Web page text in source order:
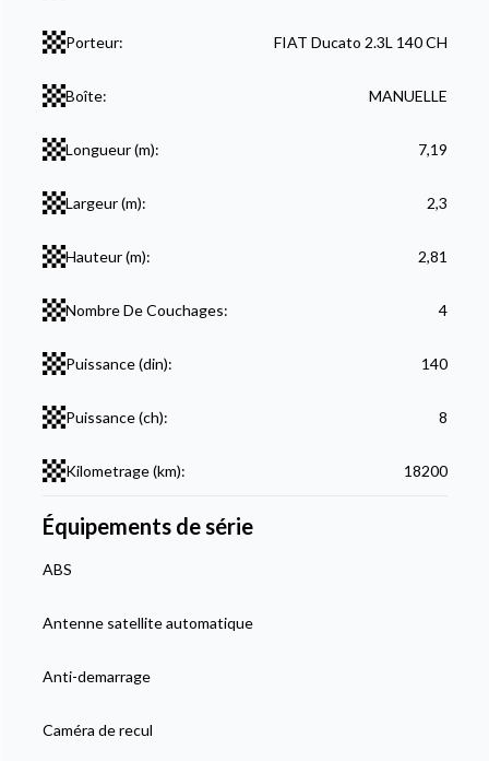
Porteur: FIAT Ducato 2.3L 140 CH
Boîte: MANUELLE
Longueur (m): 7,19
Largeur (m): 2,3
Hauteur (m): 2,81
Nombre De Couchages: 4
Puissance (din): 140
Puissance (ch): 8
Kilometrage (km): 18200
Équipements de série
ABS
Antenne satellite automatique
Anti-demarrage
Caméra de recul